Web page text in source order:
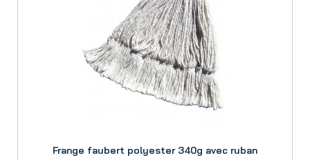
Frange faubert polyester 340g avec ruban